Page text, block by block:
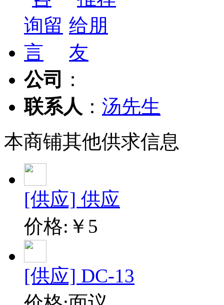
公司
：
联系人 ： 汤先生
本商铺其他供求信息
[供应] 供应
价格:￥ 5
[供应] DC-13